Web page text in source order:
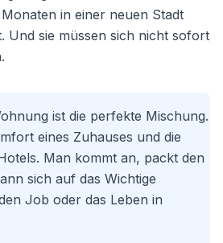
in einer neuen Stadt
Und sie müssen sich nicht sofort
ist die perfekte Mischung.
eines Zuhauses und die
Man kommt an, packt den
sich auf das Wichtige
Job oder das Leben in